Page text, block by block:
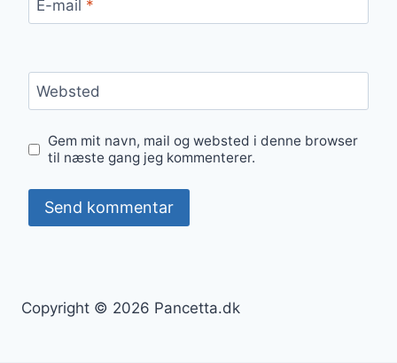
E-mail *
Websted
Gem mit navn, mail og websted i denne browser
til næste gang jeg kommenterer.
Copyright © 2026 Pancetta.dk